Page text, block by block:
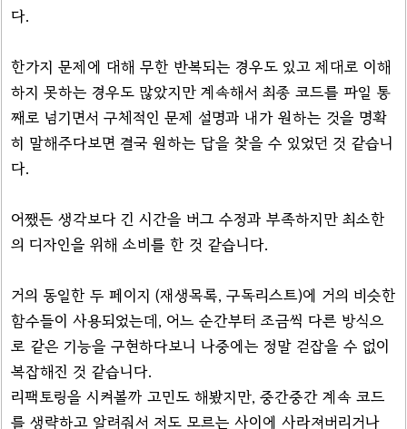
다.
한가지 문제에 대해 무한 반복되는 경우도 있고 제대로 이해
하지 못하는 경우도 많았지만 계속해서 최종 코드를 파일 통
째로 넘기면서 구체적인 문제 설명과 내가 원하는 것을 명확
히 말해주다보면 결국 원하는 답을 찾을 수 있었던 것 같습니
다.
어쨌든 생각보다 긴 시간을 버그 수정과 부족하지만 최소한
의 디자인을 위해 소비를 한 것 같습니다.
거의 동일한 두 페이지 (재생목록, 구독리스트)에 거의 비슷한
함수들이 사용되었는데, 어느 순간부터 조금씩 다른 방식으
로 같은 기능을 구현하다보니 나중에는 정말 걷잡을 수 없이
복잡해진 것 같습니다.
리팩토링을 시켜볼까 고민도 해봤지만, 중간중간 계속 코드
를 생략하고 알려줘서 저도 모르는 사이에 사라져버리거나